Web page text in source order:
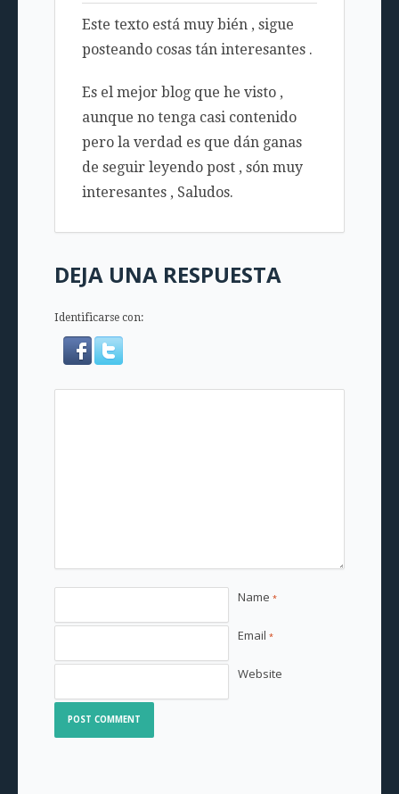
Este texto está muy bién , sigue
posteando cosas tán interesantes .
Es el mejor blog que he visto ,
aunque no tenga casi contenido
pero la verdad es que dán ganas
de seguir leyendo post , són muy
interesantes , Saludos.
DEJA UNA RESPUESTA
Identificarse con:
Name *
Email *
Website